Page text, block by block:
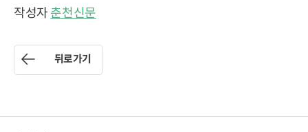
작성자 춘천신문
뒤로가기